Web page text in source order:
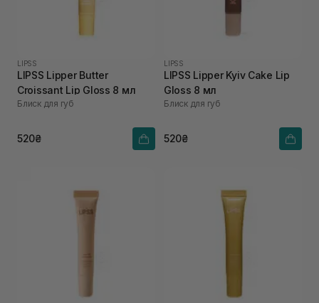
LIPSS
LIPSS Lipper Butter
Croissant Lip Gloss 8 мл
Блиск для губ
520₴
LIPSS
LIPSS Lipper Kyiv Cake Lip
Gloss 8 мл
Блиск для губ
520₴